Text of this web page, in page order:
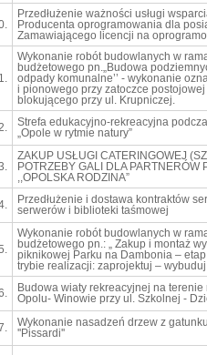
Przedłużenie ważności usługi
Producenta oprogramowania dla
Zamawiającego licencji na
Wykonanie robót budowlanych w
budżetowego pn.„Budowa
odpady komunalne’’ - wykonanie
i pionowego przy zatoczce postojowej
blokującego przy ul. Krupniczej.
Strefa edukacyjno-rekreacyjna
„Opole w rytmie natury”
ZAKUP USŁUGI CATERINGOWEJ
POTRZEBY GALI DLA PARTNERÓW
,,OPOLSKA RODZINA”
Przedłużenie i dostawa kontraktów
serwerów i biblioteki taśmowej
Wykonanie robót budowlanych w
budżetowego pn.: „ Zakup i montaż
piknikowej Parku na Dambonia – etap
trybie realizacji: zaprojektuj –
Budowa wiaty rekreacyjnej na terenie
Opolu- Winowie przy ul. Szkolnej -
Wykonanie nasadzeń drzew z
''Pissardi''